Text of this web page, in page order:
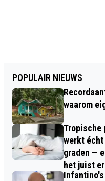
POPULAIR NIEUWS
waarom
Tropische
werkt écht
graden —
het juist
Infantino's